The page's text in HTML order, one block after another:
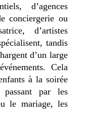
d’agences
conciergerie ou
d’artistes
tandis
d’un large
Cela
à la soirée
par les
le mariage, les